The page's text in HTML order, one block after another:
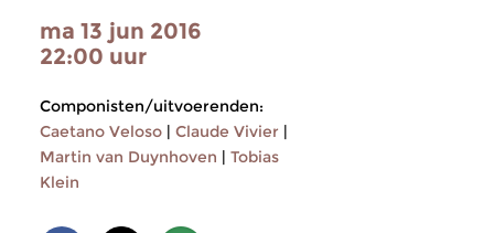
ma 13 jun 2016
22:00 uur
Componisten/uitvoerenden:
Caetano Veloso | Claude Vivier |
Martin van Duynhoven | Tobias
Klein